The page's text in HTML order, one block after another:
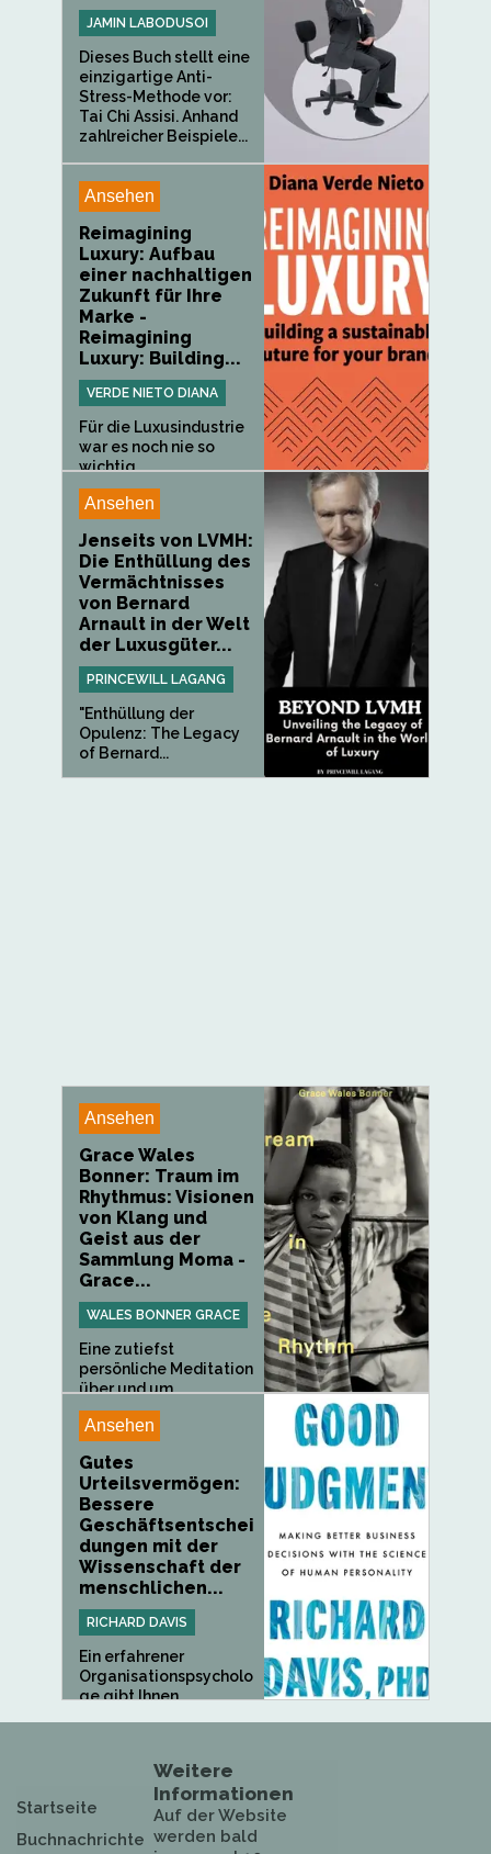
JAMIN LABODUSOI
Dieses Buch stellt eine
einzigartige Anti-
Stress-Methode vor:
Tai Chi Assisi. Anhand
zahlreicher Beispiele...
Ansehen
Reimagining
Luxury: Aufbau
einer nachhaltigen
Zukunft für Ihre
Marke -
Reimagining
Luxury: Building...
VERDE NIETO DIANA
Für die Luxusindustrie
war es noch nie so
wichtig...
Ansehen
Jenseits von LVMH:
Die Enthüllung des
Vermächtnisses
von Bernard
Arnault in der Welt
der Luxusgüter...
PRINCEWILL LAGANG
"Enthüllung der
Opulenz: The Legacy
of Bernard...
Ansehen
Grace Wales
Bonner: Traum im
Rhythmus: Visionen
von Klang und
Geist aus der
Sammlung Moma -
Grace...
WALES BONNER GRACE
Eine zutiefst
persönliche Meditation
über und um...
Ansehen
Gutes
Urteilsvermögen:
Bessere
Geschäftsentschei
dungen mit der
Wissenschaft der
menschlichen...
RICHARD DAVIS
Ein erfahrener
Organisationspsycholo
ge gibt Ihnen...
Startseite
Buchnachrichte
Weitere
Informationen
Auf der Website
werden bald